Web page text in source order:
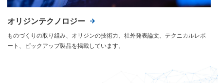
オリジンテクノロジー
ものづくりの取り組み、オリジンの技術力、社外発表論文、テクニカルレポ
ート、ピックアップ製品を掲載しています。